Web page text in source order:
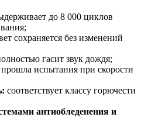
до 8 000 циклов
сохраняется без изменений
гасит звук дождя;
прошла испытания при скорости
соответствует классу горючести
антиобледенения и